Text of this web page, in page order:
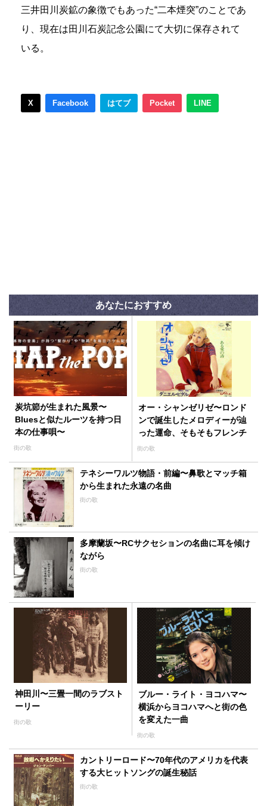
三井田川炭鉱の象徴でもあった“二本煙突”のことであ
り、現在は田川石炭記念公園にて大切に保存されて
いる。
X Facebook はてブ Pocket LINE
あなたにおすすめ
炭坑節が生まれた風景〜
Bluesと似たルーツを持つ日
本の仕事唄〜
街の歌
オー・シャンゼリゼ〜ロンド
ンで誕生したメロディーが辿
った運命、そもそもフレンチ
ポップでもシャンソンでもな
街の歌
テネシーワルツ物語・前編〜鼻歌とマッチ箱
から生まれた永遠の名曲
街の歌
多摩蘭坂〜RCサクセションの名曲に耳を傾け
ながら
街の歌
神田川〜三畳一間のラブスト
ーリー
街の歌
ブルー・ライト・ヨコハマ〜
横浜からヨコハマへと街の色
を変えた一曲
街の歌
カントリーロード〜70年代のアメリカを代表
する大ヒットソングの誕生秘話
街の歌